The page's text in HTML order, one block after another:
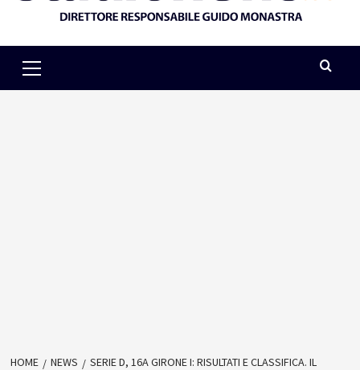
Menu
HOME NEWS
SERIE D, 16A GIRONE I: RISULTATI E CLASSIFICA. IL